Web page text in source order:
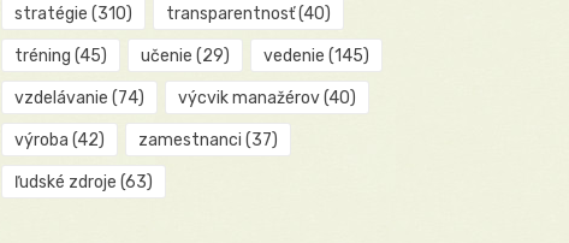
stratégie (310) transparentnosť(40)
tréning (45) učenie (29) vedenie (145)
vzdelávanie (74) výcvik manažérov(40)
výroba (42) zamestnanci (37)
ľudské zdroje (63)